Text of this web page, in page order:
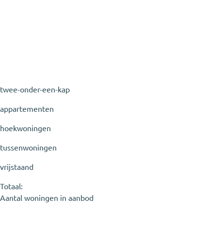
twee-onder-een-kap
appartementen
hoekwoningen
tussenwoningen
vrijstaand
Totaal:
Aantal woningen in aanbod